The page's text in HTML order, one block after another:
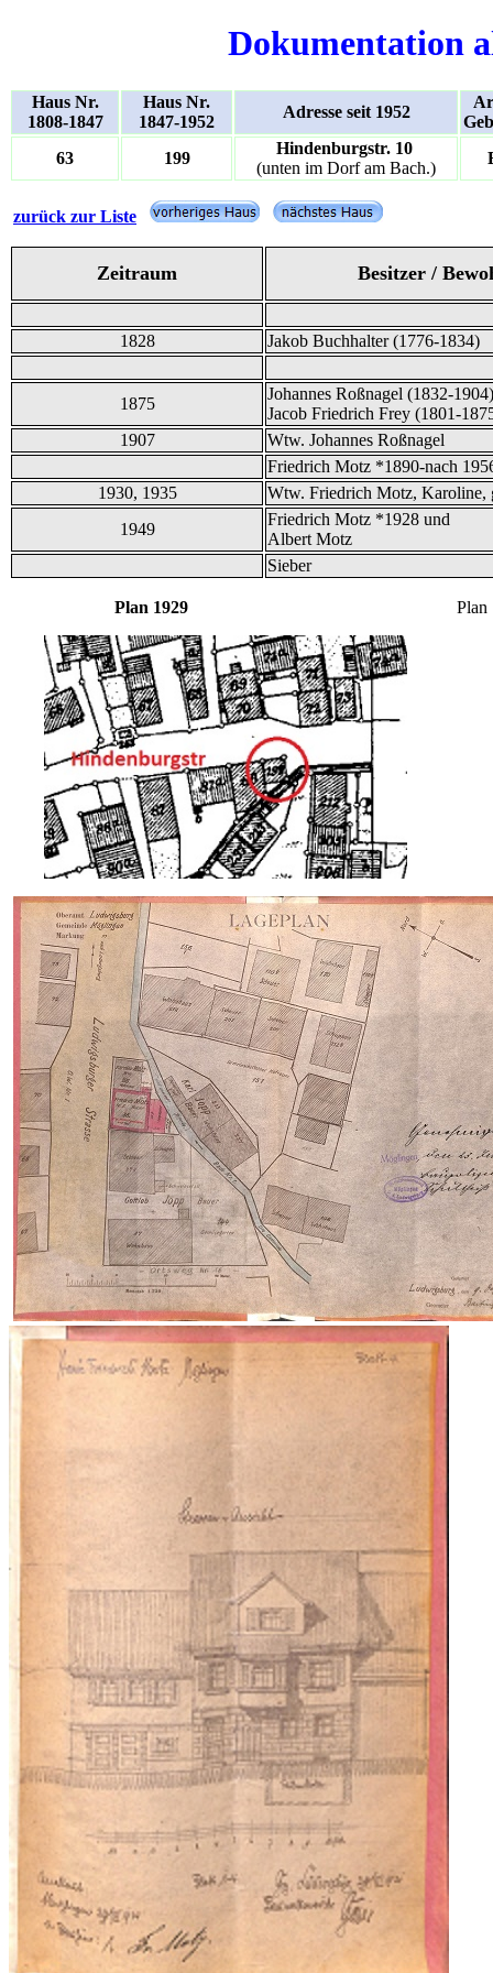
Dokumentation
Haus Nr.
1808-1847
Haus Nr.
1847-1952
Adresse seit 1952
63
199
Hindenburgstr. 10
(unten im Dorf am Bach.)
zurück zur Liste
Zeitraum Besitzer /
1828 Jakob Buchhalter (1776-1834)
1875
Johannes Roßnagel (1832-
Jacob Friedrich Frey (1801-
1907
Wtw. Johannes Roßnagel
Friedrich Motz *1890-nach
1930, 1935
Wtw. Friedrich Motz, Karoline,
1949
Friedrich Motz *1928 und
Albert Motz
Sieber
Plan 1929 Plan